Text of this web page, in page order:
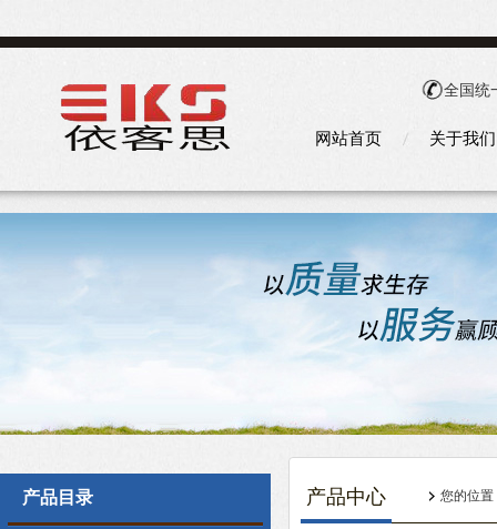
全国统
网站首页 关于我们
产品目录 产品中心 您的位置